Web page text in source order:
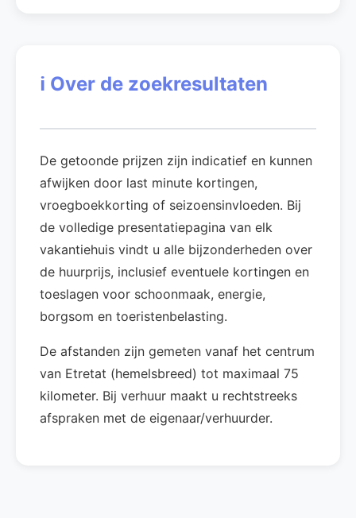
ℹ️ Over de zoekresultaten
De getoonde prijzen zijn indicatief en kunnen
afwijken door last minute kortingen,
vroegboekkorting of seizoensinvloeden. Bij
de volledige presentatiepagina van elk
vakantiehuis vindt u alle bijzonderheden over
de huurprijs, inclusief eventuele kortingen en
toeslagen voor schoonmaak, energie,
borgsom en toeristenbelasting.
De afstanden zijn gemeten vanaf het centrum
van Etretat (hemelsbreed) tot maximaal 75
kilometer. Bij verhuur maakt u rechtstreeks
afspraken met de eigenaar/verhuurder.